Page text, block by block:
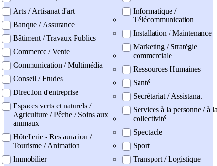
Arts / Artisanat d'art
Banque / Assurance
Bâtiment / Travaux Publics
Commerce / Vente
Communication / Multimédia
Conseil / Etudes
Direction d'entreprise
Espaces verts et naturels /
Agriculture / Pêche / Soins aux
animaux
Hôtellerie - Restauration /
Tourisme / Animation
Immobilier
Informatique /
Télécommunication
Installation / Maintenance
Marketing / Stratégie
commerciale
Ressources Humaines
Santé
Secrétariat / Assistanat
Services à la personne / à la
collectivité
Spectacle
Sport
Transport / Logistique